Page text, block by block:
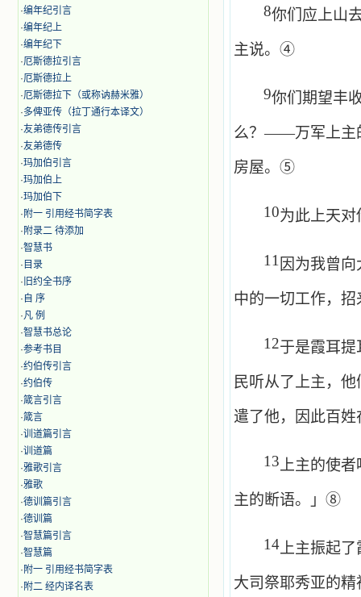
·编年纪引言
·编年纪上
·编年纪下
·厄斯德拉引言
·厄斯德拉上
·厄斯德拉下（或称讷赫米雅）
·多俾亚传（拉丁通行本译文）
·友弟德传引言
·友弟德传
·玛加伯引言
·玛加伯上
·玛加伯下
· 附一 引用经书简字表
· 附录二 待添加
·智慧书
· 目录
· 旧约全书序
· 自 序
·凡 例
·智慧书总论
·参考书目
·约伯传引言
·约伯传
·箴言引言
·箴言
·训道篇引言
·训道篇
·雅歌引言
·雅歌
·德训篇引言
·德训篇
·智慧篇引言
·智慧篇
· 附一 引用经书简字表
· 附二 经内译名表
8你们应上山
主说。④
9你们期望丰
么？——万军上主
房屋。⑤
10为此上天
11 因为我曾
中的一切工作，
12于是霞耳
民听从了上主，
遣了他，因此百
13 上主的使
主的断语。」⑧
14 上主振起
大司祭耶秀亚的